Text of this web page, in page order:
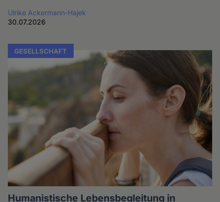
Ulrike Ackermann-Hajek
30.07.2026
GESELLSCHAFT
Humanistische Lebensbegleitung in